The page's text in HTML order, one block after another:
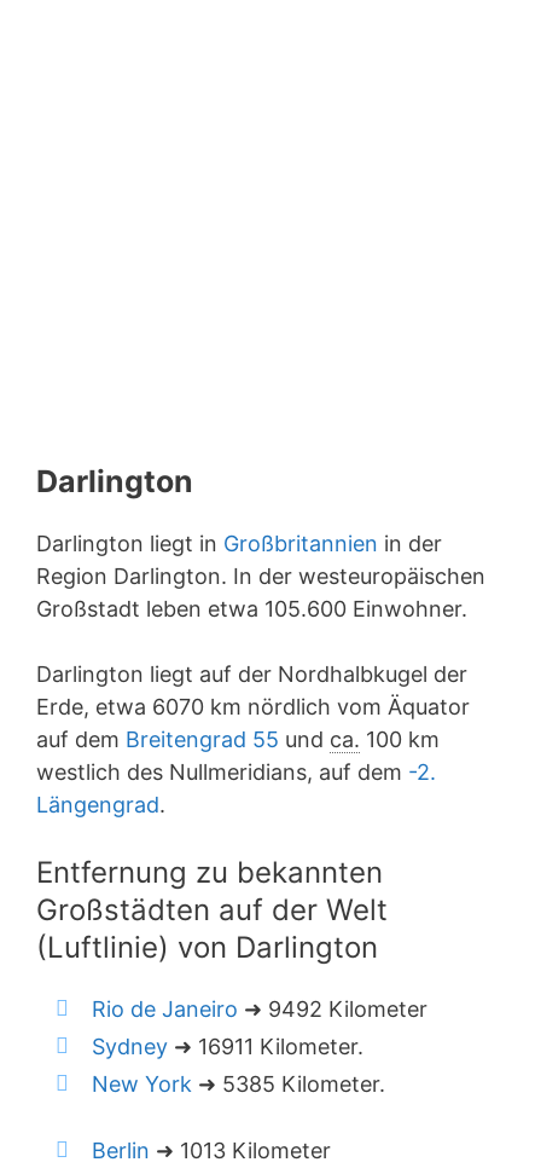
Darlington
Darlington liegt in Großbritannien in der
Region Darlington. In der westeuropäischen
Großstadt leben etwa 105.600 Einwohner.
Darlington liegt auf der Nordhalbkugel der
Erde, etwa 6070 km nördlich vom Äquator
auf dem Breitengrad 55 und ca. 100 km
westlich des Nullmeridians, auf dem -2.
Längengrad.
Entfernung zu bekannten
Großstädten auf der Welt
(Luftlinie) von Darlington
Rio de Janeiro ➜ 9492 Kilometer
Sydney ➜ 16911 Kilometer.
New York ➜ 5385 Kilometer.
Berlin ➜ 1013 Kilometer